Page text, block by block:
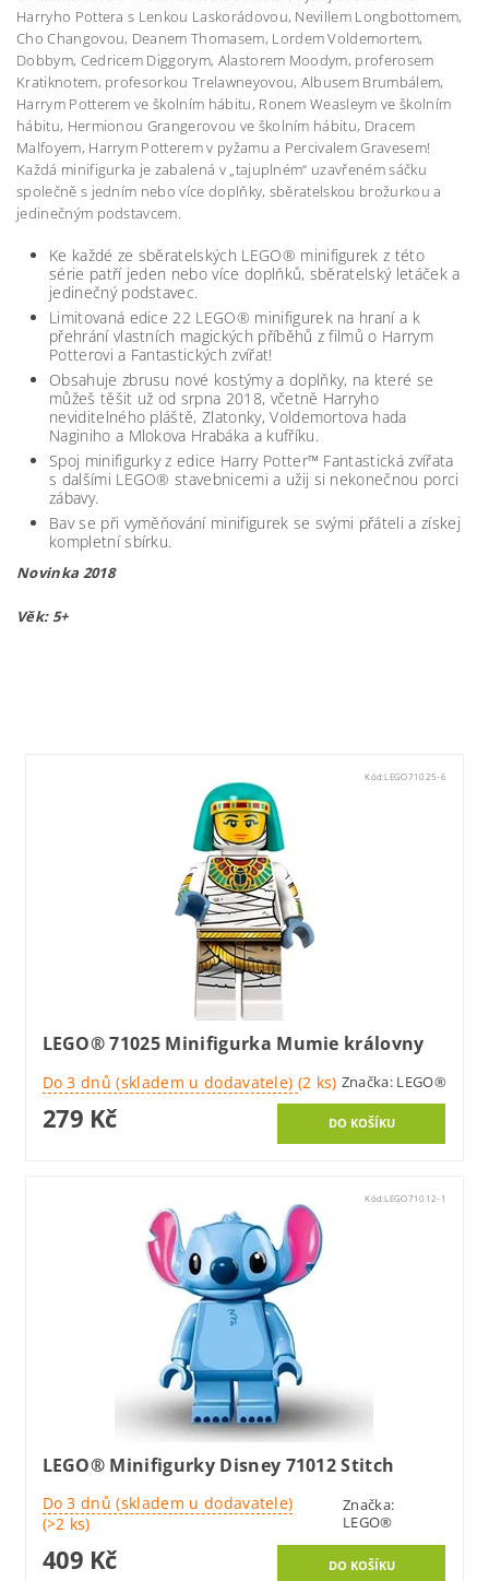
Harryho Pottera s Lenkou Laskorádovou, Nevillem Longbottomem,
Cho Changovou, Deanem Thomasem, Lordem Voldemortem,
Dobbym, Cedricem Diggorym, Alastorem Moodym, proferosem
Kratiknotem, profesorkou Trelawneyovou, Albusem Brumbálem,
Harrym Potterem ve školním hábitu, Ronem Weasleym ve školním
hábitu, Hermionou Grangerovou ve školním hábitu, Dracem
Malfoyem, Harrym Potterem v pyžamu a Percivalem Gravesem!
Každá minifigurka je zabalená v „tajuplném“ uzavřeném sáčku
společně s jedním nebo více doplňky, sběratelskou brožurkou a
jedinečným podstavcem.
Ke každé ze sběratelských LEGO® minifigurek z této
série patří jeden nebo více doplňků, sběratelský letáček a
jedinečný podstavec.
Limitovaná edice 22 LEGO® minifigurek na hraní a k
přehrání vlastních magických příběhů z filmů o Harrym
Potterovi a Fantastických zvířat!
Obsahuje zbrusu nové kostýmy a doplňky, na které se
můžeš těšit už od srpna 2018, včetně Harryho
neviditelného pláště, Zlatonky, Voldemortova hada
Naginiho a Mlokova Hrabáka a kufříku.
Spoj minifigurky z edice Harry Potter™ Fantastická zvířata
s dalšími LEGO® stavebnicemi a užij si nekonečnou porci
zábavy.
Bav se při vyměňování minifigurek se svými přáteli a získej
kompletní sbírku.
Novinka 2018
Věk: 5+
Kód:LEGO71025-6
LEGO® 71025 Minifigurka Mumie královny
Do 3 dnů (skladem u dodavatele) (2 ks) Značka: LEGO®
279 Kč
Kód:LEGO71012-1
LEGO® Minifigurky Disney 71012 Stitch
Do 3 dnů (skladem u dodavatele)
(>2 ks)
Značka:
LEGO®
409 Kč